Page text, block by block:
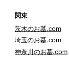
関東
茨木のお墓.com
埼玉のお墓.com
神奈川のお墓.com